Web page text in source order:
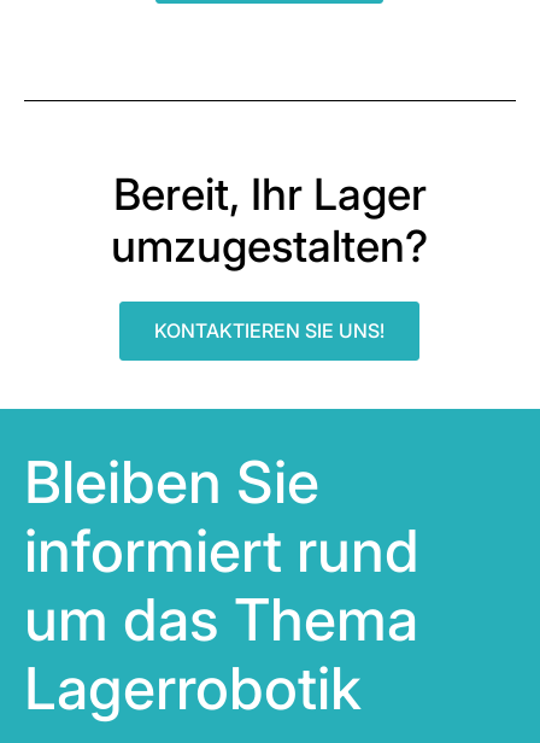
Bereit, Ihr Lager
umzugestalten?
KONTAKTIEREN SIE UNS!
Bleiben Sie
informiert rund
um das Thema
Lagerrobotik